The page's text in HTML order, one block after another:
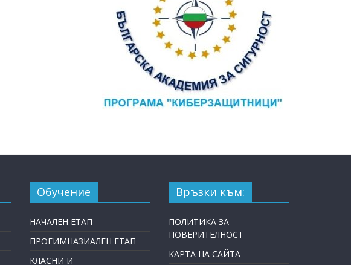
Обучение
НАЧАЛЕН ЕТАП
ПРОГИМНАЗИАЛЕН ЕТАП
КЛАСНИ И
Връзки към:
ПОЛИТИКА ЗА
ПОВЕРИТЕЛНОСТ
КАРТА НА САЙТА